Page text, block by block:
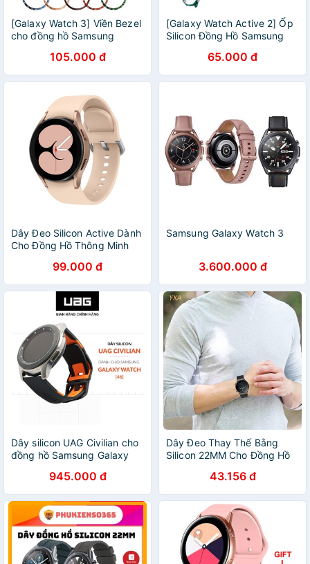
[Galaxy Watch 3] Viền Bezel
cho đồng hồ Samsung
105.000 đ
[Galaxy Watch Active 2] Ốp
Silicon Đồng Hồ Samsung
65.000 đ
Dây Đeo Silicon Active Dành
Cho Đồng Hồ Thông Minh
Watch 4 Classic
99.000 đ
Samsung Galaxy Watch 3
3.600.000 đ
Dây silicon UAG Civilian cho
đồng hồ Samsung Galaxy
945.000 đ
Dây Đeo Thay Thế Bằng
Silicon 22MM Cho Đồng Hồ
45mm -Huawei gt 2 Pro
43.156 đ